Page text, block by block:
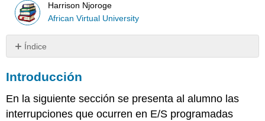
Harrison Njoroge
African Virtual University
Índice
Detalles
la
actividad
Introducción
En la siguiente sección se presenta al alumno las
interrupciones que ocurren en E/S programadas